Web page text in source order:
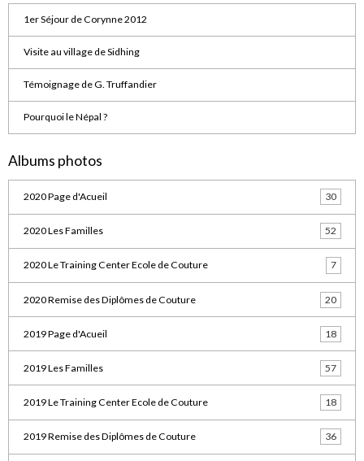
1er Séjour de Corynne 2012
Visite au village de Sidhing
Témoignage de G. Truffandier
Pourquoi le Népal ?
Albums photos
2020 Page d'Acueil 30
2020 Les Familles 52
2020 Le Training Center Ecole de Couture 7
2020 Remise des Diplômes de Couture 20
2019 Page d'Acueil 18
2019 Les Familles 57
2019 Le Training Center Ecole de Couture 18
2019 Remise des Diplômes de Couture 36